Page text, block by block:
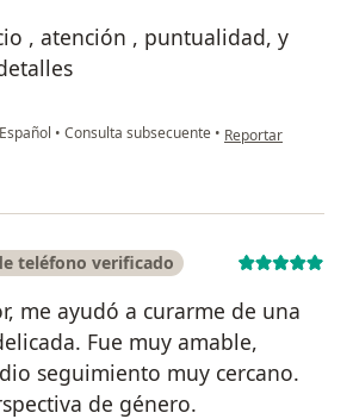
, atención , puntualidad, y
• Consulta subsecuente • en opinión del
Reportar
teléfono verificado
me ayudó a curarme de una
Fue muy amable,
seguimiento muy cercano.
de género.